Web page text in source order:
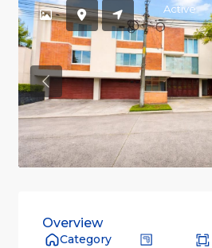
Active
Previous
Overview
Category